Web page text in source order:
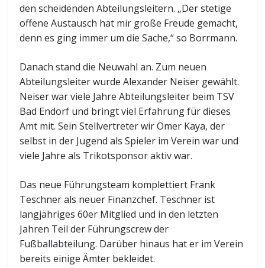
den scheidenden Abteilungsleitern. „Der stetige
offene Austausch hat mir große Freude gemacht,
denn es ging immer um die Sache,“ so Borrmann.
Danach stand die Neuwahl an. Zum neuen
Abteilungsleiter wurde Alexander Neiser gewählt.
Neiser war viele Jahre Abteilungsleiter beim TSV
Bad Endorf und bringt viel Erfahrung für dieses
Amt mit. Sein Stellvertreter wir Ömer Kaya, der
selbst in der Jugend als Spieler im Verein war und
viele Jahre als Trikotsponsor aktiv war.
Das neue Führungsteam komplettiert Frank
Teschner als neuer Finanzchef. Teschner ist
langjähriges 60er Mitglied und in den letzten
Jahren Teil der Führungscrew der
Fußballabteilung. Darüber hinaus hat er im Verein
bereits einige Ämter bekleidet.